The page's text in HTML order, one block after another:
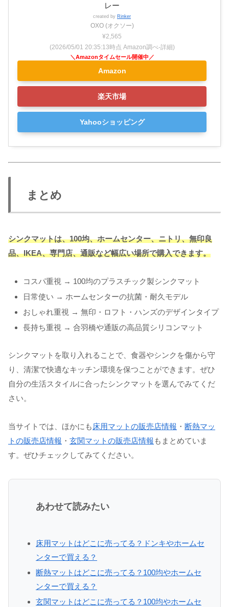
レー
created by Rinker
OXO (オクソー)
¥2,565
(2026/05/01 20:35:13時点 Amazon調べ-詳細)
Amazon
楽天市場
Yahooショッピング
まとめ
シンクマットは、100均、ホームセンター、ニトリ、無印良
品、IKEA、専門店、通販など幅広い場所で購入できます。
コスパ重視 → 100均のプラスチック製シンクマット
日常使い → ホームセンターの抗菌・耐久モデル
おしゃれ重視 → 無印・ロフト・ハンズのデザインタイプ
長持ち重視 → 合羽橋や通販の高品質シリコンマット
シンクマットを取り入れることで、食器やシンクを傷から守
り、清潔で快適なキッチン環境を保つことができます。ぜひ
自分の生活スタイルに合ったシンクマットを選んでみてくだ
さい。
当サイトでは、ほかにも 床用マットの販売店情報 ・ 断熱マッ
トの販売店情報 ・ 玄関マットの販売店情報 もまとめていま
す。ぜひチェックしてみてください。
あわせて読みたい
床用マットはどこに売ってる？ドンキやホームセ
ンターで買える？
断熱マットはどこに売ってる？100均やホームセ
ンターで買える？
玄関マットはどこに売ってる？100均やホームセ